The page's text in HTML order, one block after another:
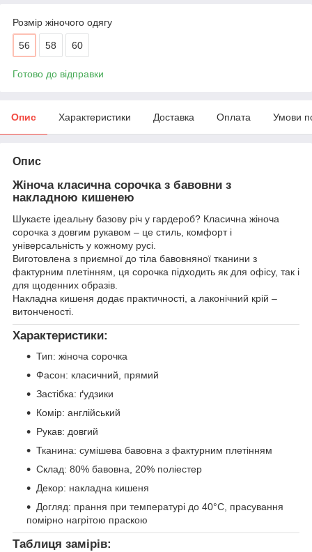
Розмір жіночого одягу
56 58 60
Готово до відправки
Опис Характеристики Доставка Оплата Умови
Опис
Жіноча класична сорочка з бавовни з
накладною кишенею
Шукаєте ідеальну базову річ у гардероб? Класична жіноча
сорочка з довгим рукавом – це стиль, комфорт і
універсальність у кожному русі.
Виготовлена з приємної до тіла бавовняної тканини з
фактурним плетінням, ця сорочка підходить як для офісу, так і
для щоденних образів.
Накладна кишеня додає практичності, а лаконічний крій –
витонченості.
Характеристики:
Тип: жіноча сорочка
Фасон: класичний, прямий
Застібка: ґудзики
Комір: англійський
Рукав: довгий
Тканина: сумішева бавовна з фактурним плетінням
Склад: 80% бавовна, 20% поліестер
Декор: накладна кишеня
Догляд: прання при температурі до 40°C, прасування
помірно нагрітою праскою
Таблиця замірів: